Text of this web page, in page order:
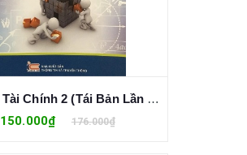
Kê Toán Tài Chính 2 (Tái Bản Lần 3) - Ngô Hoàng Điệp
150.000₫ 176.000₫